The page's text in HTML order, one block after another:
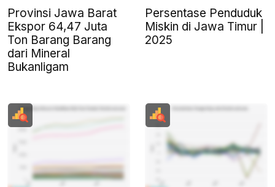
Provinsi Jawa Barat
Ekspor 64,47 Juta
Ton Barang Barang
dari Mineral
Bukanligam
Persentase Penduduk
Miskin di Jawa Timur |
2025